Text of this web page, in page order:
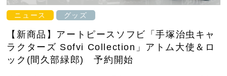
ニュース グッズ
【新商品】アートピースソフビ「手塚治虫キャ
ラクターズ Sofvi Collection」アトム大使＆ロ
ック(間久部緑郎) 予約開始